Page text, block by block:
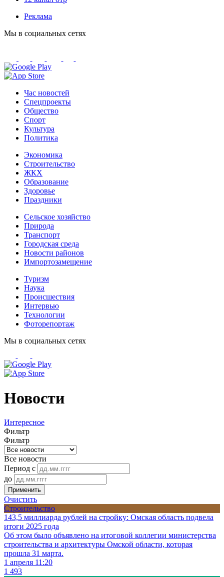
Реклама
Мы в социальных сетях
Час новостей
Спецпроекты
Общество
Спорт
Культура
Политика
Экономика
Строительство
ЖКХ
Образование
Здоровье
Праздники
Сельское хозяйство
Природа
Транспорт
Городская среда
Новости районов
Импортозамещение
Туризм
Наука
Происшествия
Интервью
Технологии
Фоторепортаж
Мы в социальных сетях
Новости
Интересное
Фильтр
Фильтр
Все новости
Период с
до
Применить
Очистить
Строительство
143,5 миллиарда рублей на стройку: Омская область подвела
итоги 2025 года
Об этом было объявлено на итоговой коллегии министерства
строительства и архитектуры Омской области, которая
прошла 31 марта.
1 апреля 11:20
1 493